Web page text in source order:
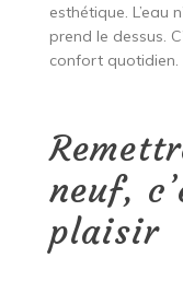
esthétique. L’eau
prend le dessus.
confort quotidien.
neuf,
plaisir